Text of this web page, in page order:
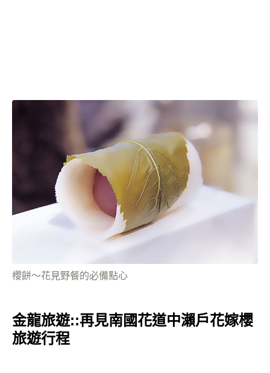
櫻餅～花見野餐的必備點心
金龍旅遊::再見南國花道中瀨戶花嫁櫻
旅遊行程